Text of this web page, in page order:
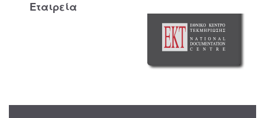
Εταιρεία